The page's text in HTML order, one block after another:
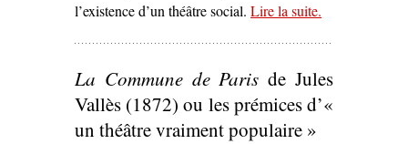
l’existence d’un théâtre social. Lire la suite– ‘L’Esprit
Saignée
Lucien
.
La Commune de Paris de Jules
Vallès (1872) ou les prémices d’«
un théâtre vraiment populaire »